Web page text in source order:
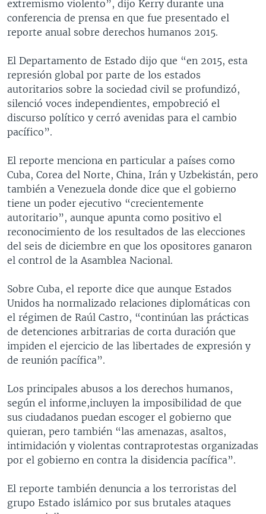
extremismo violento”, dijo Kerry durante una
conferencia de prensa en que fue presentado el
reporte anual sobre derechos humanos 2015.
El Departamento de Estado dijo que “en 2015, esta
represión global por parte de los estados
autoritarios sobre la sociedad civil se profundizó,
silenció voces independientes, empobreció el
discurso político y cerró avenidas para el cambio
pacífico”.
El reporte menciona en particular a países como
Cuba, Corea del Norte, China, Irán y Uzbekistán, pero
también a Venezuela donde dice que el gobierno
tiene un poder ejecutivo “crecientemente
autoritario”, aunque apunta como positivo el
reconocimiento de los resultados de las elecciones
del seis de diciembre en que los opositores ganaron
el control de la Asamblea Nacional.
Sobre Cuba, el reporte dice que aunque Estados
Unidos ha normalizado relaciones diplomáticas con
el régimen de Raúl Castro, “continúan las prácticas
de detenciones arbitrarias de corta duración que
impiden el ejercicio de las libertades de expresión y
de reunión pacífica”.
Los principales abusos a los derechos humanos,
según el informe,incluyen la imposibilidad de que
sus ciudadanos puedan escoger el gobierno que
quieran, pero también “las amenazas, asaltos,
intimidación y violentas contraprotestas organizadas
por el gobierno en contra la disidencia pacífica”.
El reporte también denuncia a los terroristas del
grupo Estado islámico por sus brutales ataques